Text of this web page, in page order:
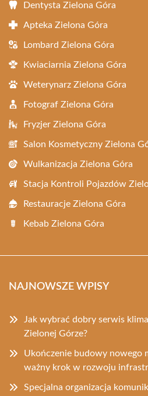
Dentysta Zielona Góra
Apteka Zielona Góra
Lombard Zielona Góra
Kwiaciarnia Zielona Góra
Weterynarz Zielona Góra
Fotograf Zielona Góra
Fryzjer Zielona Góra
Salon Kosmetyczny Zielona
Wulkanizacja Zielona Góra
Stacja Kontroli Pojazdów
Restauracje Zielona Góra
Kebab Zielona Góra
NAJNOWSZE WPISY
Jak wybrać dobry serwis
Zielonej Górze?
Ukończenie budowy nowego
ważny krok w rozwoju
Specjalna organizacja